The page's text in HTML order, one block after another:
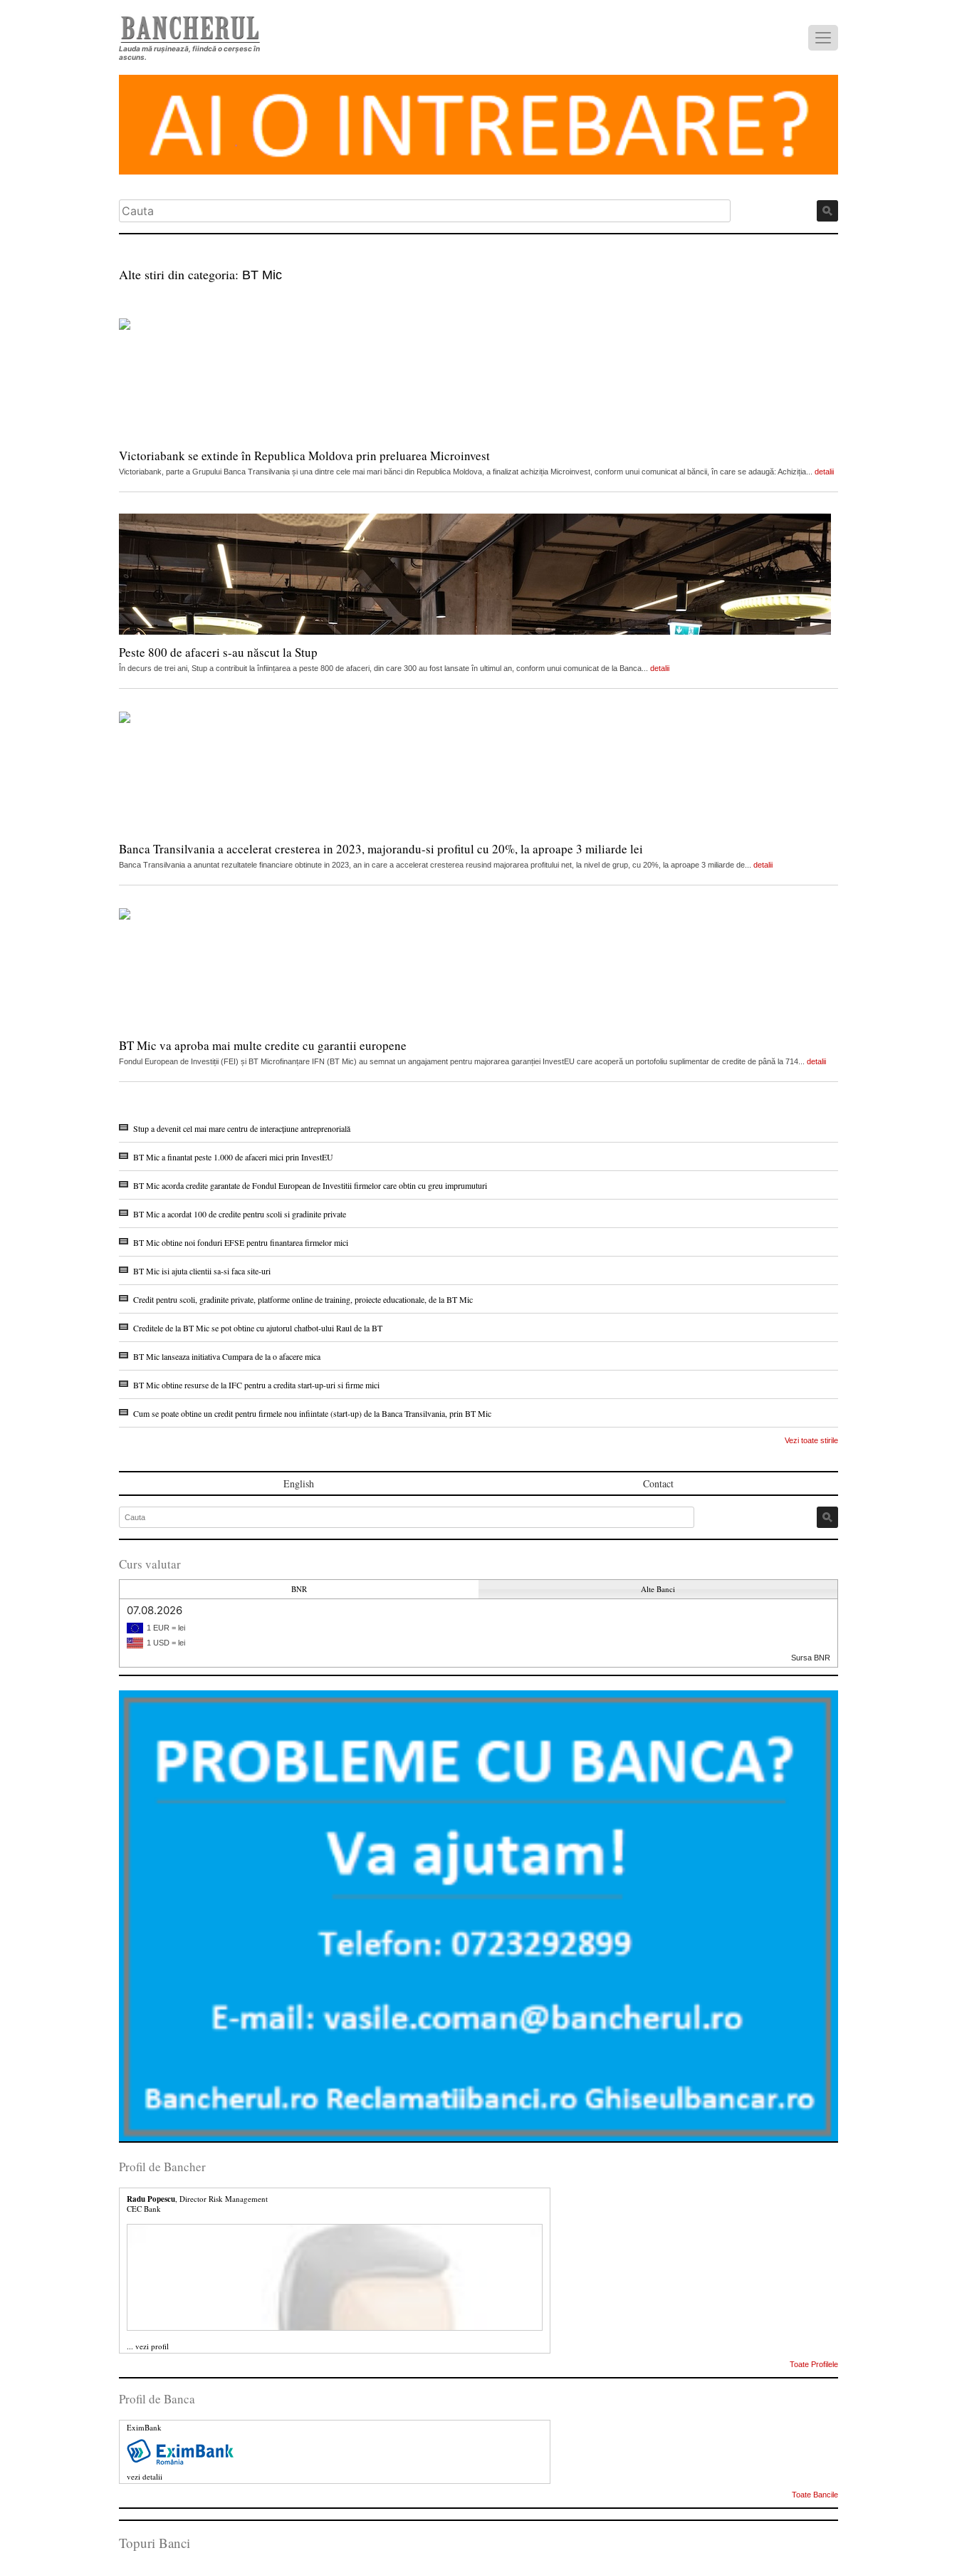
Lauda mă rușinează, fiindcă o cerșesc în
ascuns.
Alte stiri din categoria: BT Mic
Victoriabank se extinde în Republica Moldova prin preluarea Microinvest
Victoriabank, parte a Grupului Banca Transilvania și una dintre cele mai mari bănci din Republica Moldova, a finalizat achiziția Microinvest, conform unui comunicat al băncii, în care se adaugă: Achiziția... detalii
Peste 800 de afaceri s-au născut la Stup
În decurs de trei ani, Stup a contribuit la înființarea a peste 800 de afaceri, din care 300 au fost lansate în ultimul an, conform unui comunicat de la Banca... detalii
Banca Transilvania a accelerat cresterea in 2023, majorandu-si profitul cu 20%, la aproape 3 miliarde lei
Banca Transilvania a anuntat rezultatele financiare obtinute in 2023, an in care a accelerat cresterea reusind majorarea profitului net, la nivel de grup, cu 20%, la aproape 3 miliarde de... detalii
BT Mic va aproba mai multe credite cu garantii europene
Fondul European de Investiții (FEI) și BT Microfinanțare IFN (BT Mic) au semnat un angajament pentru majorarea garanției InvestEU care acoperă un portofoliu suplimentar de credite de până la 714... detalii
Stup a devenit cel mai mare centru de interacțiune antreprenorială
BT Mic a finantat peste 1.000 de afaceri mici prin InvestEU
BT Mic acorda credite garantate de Fondul European de Investitii firmelor care obtin cu greu imprumuturi
BT Mic a acordat 100 de credite pentru scoli si gradinite private
BT Mic obtine noi fonduri EFSE pentru finantarea firmelor mici
BT Mic isi ajuta clientii sa-si faca site-uri
Credit pentru scoli, gradinite private, platforme online de training, proiecte educationale, de la BT Mic
Creditele de la BT Mic se pot obtine cu ajutorul chatbot-ului Raul de la BT
BT Mic lanseaza initiativa Cumpara de la o afacere mica
BT Mic obtine resurse de la IFC pentru a credita start-up-uri si firme mici
Cum se poate obtine un credit pentru firmele nou infiintate (start-up) de la Banca Transilvania, prin BT Mic
Vezi toate stirile
English Contact
Curs valutar
BNR Alte Banci
07.08.2026
1 EUR = lei
1 USD = lei
Sursa BNR
Profil de Bancher
Radu Popescu, Director Risk Management
CEC Bank
... vezi profil
Toate Profilele
Profil de Banca
EximBank
vezi detalii
Toate Bancile
Topuri Banci